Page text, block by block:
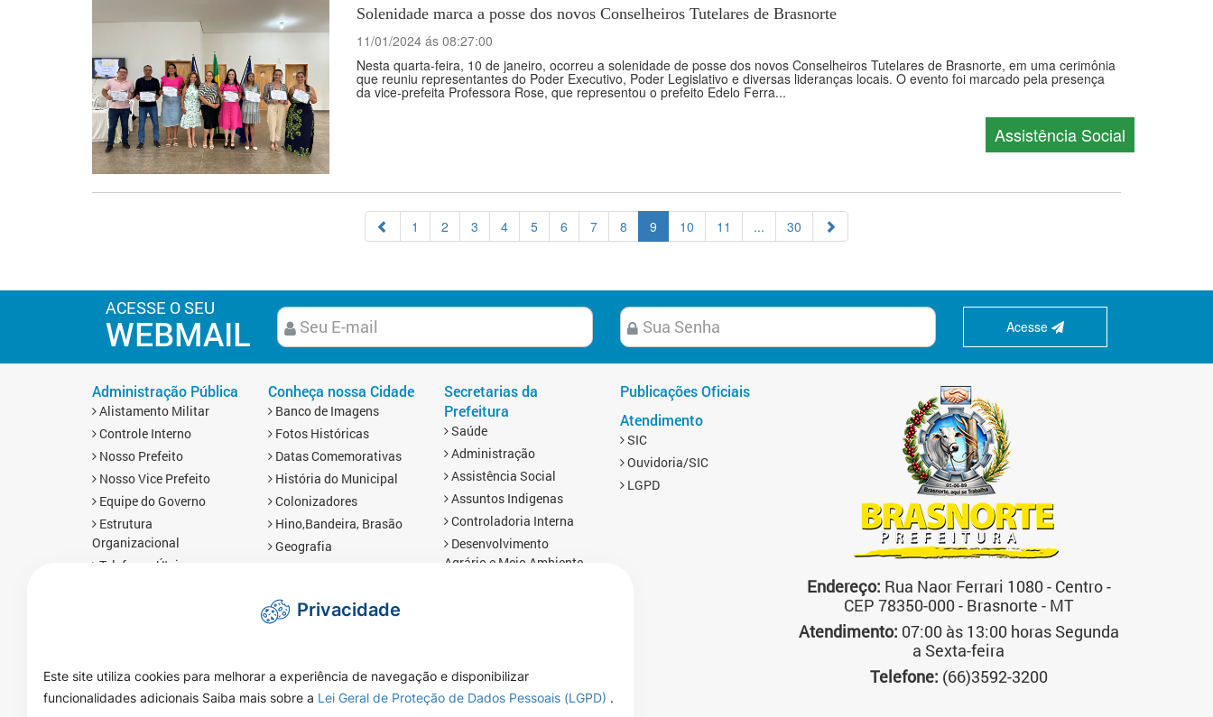
Solenidade marca a posse dos novos Conselheiros Tutelares de Brasnorte
11/01/2024 ás 08:27:00
Nesta quarta-feira, 10 de janeiro, ocorreu a solenidade de posse dos novos Conselheiros Tutelares de Brasnorte, em uma cerimônia
que reuniu representantes do Poder Executivo, Poder Legislativo e diversas lideranças locais. O evento foi marcado pela presença
da vice-prefeita Professora Rose, que representou o prefeito Edelo Ferra...
Assistência Social
1 2 3 4 5 6 7 8 9 10 11 ... 30
ACESSE O SEU
WEBMAIL Acesse
Administração Pública
Alistamento Militar
Controle Interno
Nosso Prefeito
Nosso Vice Prefeito
Equipe do Governo
Estrutura
Organizacional
Telefones Úteis
Notícias
Galeria de Vídeos
Conheça nossa Cidade
Banco de Imagens
Fotos Históricas
Datas Comemorativas
História do Municipal
Colonizadores
Hino,Bandeira, Brasão
Geografia
Redes Sociais
Secretarias da
Prefeitura
Saúde
Administração
Assistência Social
Assuntos Indigenas
Controladoria Interna
Desenvolvimento
Agrário e Meio Ambiente
Infraestrutura
Planejamento, Turismo e
Publicações Oficiais
Atendimento
SIC
Ouvidoria/SIC
LGPD
Endereço: Rua Naor Ferrari 1080 - Centro -
CEP 78350-000 - Brasnorte - MT
Atendimento: 07:00 às 13:00 horas Segunda
a Sexta-feira
Telefone: (66)3592-3200
Privacidade
Este site utiliza cookies para melhorar a experiência de navegação e disponibilizar
funcionalidades adicionais Saiba mais sobre a Lei Geral de Proteção de Dados Pessoais (LGPD) .